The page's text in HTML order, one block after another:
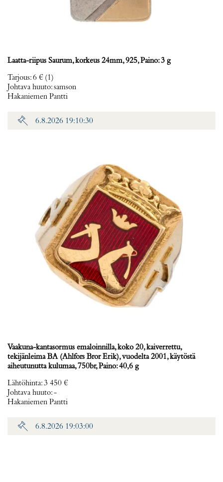
Laatta-riipus Saurum, korkeus 24mm, 925, Paino: 3 g
Tarjous:6 € (1)
Johtava huuto:samson
Hakaniemen Pantti
6.8.2026 19:10:30
Vaakuna-kantasormus emaloinnilla, koko 20, kaiverrettu,
tekijänleima BA (Ahlfors Bror Erik), vuodelta 2001, käytöstä
aiheutunutta kulumaa, 750br, Paino: 40,6 g
Lähtöhinta:3 450 €
Johtava huuto:-
Hakaniemen Pantti
6.8.2026 19:03:00